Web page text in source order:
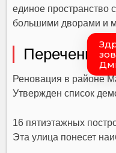
единое пространство
большими дворами и
Перечень
Реновация в районе
Утвержден список
16 пятиэтажных
Эта улица понесет